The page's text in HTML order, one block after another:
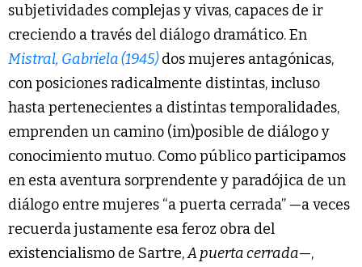
subjetividades complejas y vivas, capaces de ir
creciendo a través del diálogo dramático. En
Mistral, Gabriela (1945)dos mujeres antagónicas,
con posiciones radicalmente distintas, incluso
hasta pertenecientes a distintas temporalidades,
emprenden un camino (im)posible de diálogo y
conocimiento mutuo. Como público participamos
en esta aventura sorprendente y paradójica de un
diálogo entre mujeres “a puerta cerrada” —a veces
recuerda justamente esa feroz obra del
existencialismo de Sartre,A puerta cerrada—,